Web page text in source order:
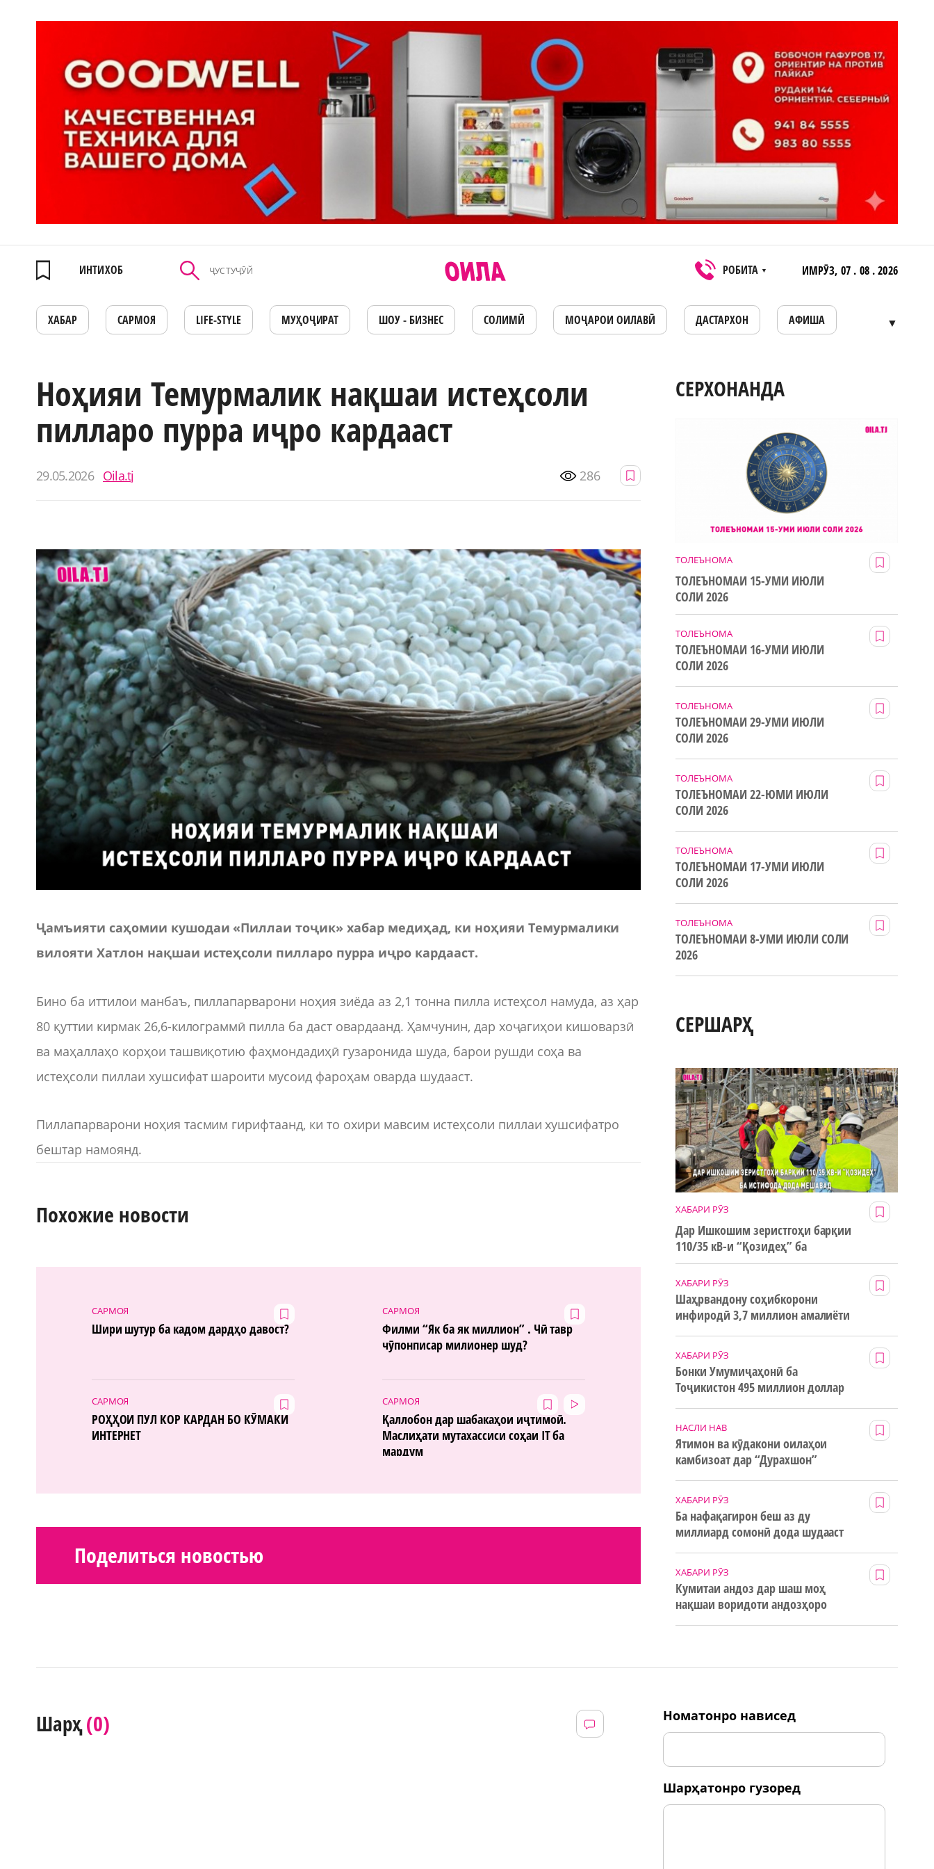
ИНТИХОБ РОБИТА ▼ ИМРӮЗ, 07 . 08 . 2026
ХАБАР САРМОЯ LIFE-STYLE МУҲОҶИРАТ ШОУ - БИЗНЕС СОЛИМӢ МОҶАРОИ ОИЛАВӢ ДАСТАРХОН АФИША ▼
Ноҳияи Темурмалик нақшаи истеҳсоли
пилларо пурра иҷро кардааст
29.05.2026 Oila.tj 286
Ҷамъияти саҳомии кушодаи «Пиллаи тоҷик» хабар медиҳад, ки ноҳияи Темурмалики
вилояти Хатлон нақшаи истеҳсоли пилларо пурра иҷро кардааст.
Бино ба иттилои манбаъ, пиллапарварони ноҳия зиёда аз 2,1 тонна пилла истеҳсол намуда, аз ҳар
80 қуттии кирмак 26,6-килограммӣ пилла ба даст овардаанд. Ҳамчунин, дар хоҷагиҳои кишоварзӣ
ва маҳаллаҳо корҳои ташвиқотию фаҳмондадиҳӣ гузаронида шуда, барои рушди соҳа ва
истеҳсоли пиллаи хушсифат шароити мусоид фароҳам оварда шудааст.
Пиллапарварони ноҳия тасмим гирифтаанд, ки то охири мавсим истеҳсоли пиллаи хушсифатро
бештар намоянд.
Похожие новости
САРМОЯ
Шири шутур ба кадом дардҳо давост?
САРМОЯ
Филми “Як ба як миллион” . Чӣ тавр
чӯпонписар милионер шуд?
САРМОЯ
РОҲҲОИ ПУЛ КОР КАРДАН БО КӮМАКИ
ИНТЕРНЕТ
САРМОЯ
Қаллобон дар шабакаҳои иҷтимоӣ.
Маслиҳати мутахассиси соҳаи IT ба
мардум
Поделиться новостью
СЕРХОНАНДА
ТОЛЕЪНОМА
ТОЛЕЪНОМАИ 15-УМИ ИЮЛИ
СОЛИ 2026
ТОЛЕЪНОМА
ТОЛЕЪНОМАИ 16-УМИ ИЮЛИ
СОЛИ 2026
ТОЛЕЪНОМА
ТОЛЕЪНОМАИ 29-УМИ ИЮЛИ
СОЛИ 2026
ТОЛЕЪНОМА
ТОЛЕЪНОМАИ 22-ЮМИ ИЮЛИ
СОЛИ 2026
ТОЛЕЪНОМА
ТОЛЕЪНОМАИ 17-УМИ ИЮЛИ
СОЛИ 2026
ТОЛЕЪНОМА
ТОЛЕЪНОМАИ 8-УМИ ИЮЛИ СОЛИ
2026
СЕРШАРҲ
ХАБАРИ РӮЗ
Дар Ишкошим зеристгоҳи барқии
110/35 кВ-и “Қозидеҳ” ба
истифода дода мешавад
ХАБАРИ РӮЗ
Шаҳрвандону соҳибкорони
инфиродӣ 3,7 миллион амалиёти
ХАБАРИ РӮЗ
Бонки Умумиҷаҳонӣ ба
Тоҷикистон 495 миллион доллар
НАСЛИ НАВ
Ятимон ва кӯдакони оилаҳои
камбизоат дар “Дурахшон”
ХАБАРИ РӮЗ
Ба нафақагирон беш аз ду
миллиард сомонӣ дода шудааст
ХАБАРИ РӮЗ
Кумитаи андоз дар шаш моҳ
нақшаи воридоти андозҳоро
Шарҳ(0) номатонро нависед
шарҳатонро гузоред